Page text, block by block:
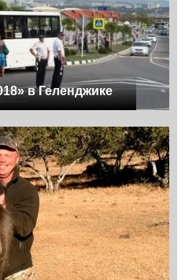
в Геленджике